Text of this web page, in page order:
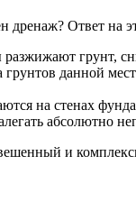
Ответ на
грунт,
данной
на стенах
абсолютно
и